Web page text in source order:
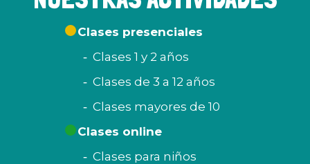
Clases presenciales
Clases 1 y 2 años
Clases de 3 a 12 años
Clases mayores de 10
Clases online
Clases para niños